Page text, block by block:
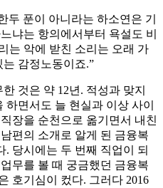
두 푼이 아니라는 하소연은 기
냐는 항의에서부터 욕설도 비
는 악에 받친 소리는 오래 가
감정노동이죠.”
것은 약 12년. 적성과 맞지
면서도 늘 현실과 이상 사이
장을 순천으로 옮기면서 내친
편의 소개로 알게 된 금융복
당시에는 두 번째 직업이 되
무를 볼 때 궁금했던 금융복
호기심이 컸다. 그러다 2016